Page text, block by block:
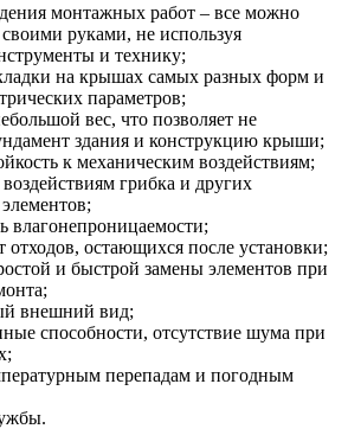
монтажных работ – все можно
своими руками, не используя
и технику;
на крышах самых разных форм и
параметров;
вес, что позволяет не
здания и конструкцию крыши;
к механическим воздействиям;
грибка и других
влагонепроницаемости;
отходов, остающихся после установки;
и быстрой замены элементов при
внешний вид;
способности, отсутствие шума при
перепадам и погодным